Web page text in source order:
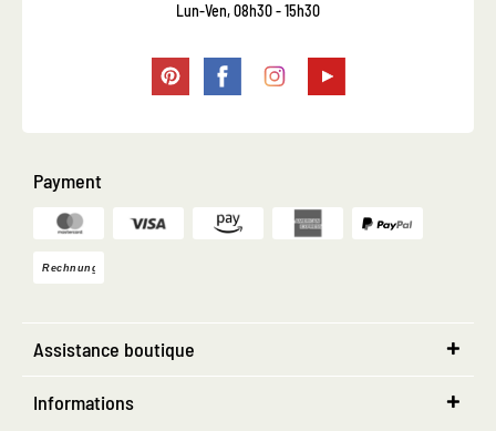
Lun-Ven, 08h30 - 15h30
Payment
Assistance boutique
Informations